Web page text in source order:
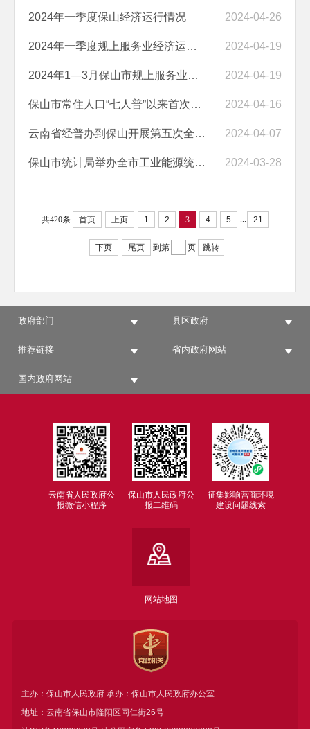
2024年一季度保山经济运行情况 2024-04-26
2024年一季度规上服务业经济运行情况分析 2024-04-19
2024年1—3月保山市规上服务业运行情况分析 2024-04-19
保山市常住人口“七人普”以来首次实现增加 2024-04-16
云南省经普办到保山开展第五次全国经济普查第三轮督导检查 2024-04-07
保山市统计局举办全市工业能源统计暨五经普业务培训班 2024-03-28
共420条 首页 上页 1 2 3 4 5 ... 21
下页 尾页 到第 页 跳转
政府部门 县区政府
推荐链接 省内政府网站
国内政府网站
云南省人民政府公
报微信小程序
保山市人民政府公
报二维码
征集影响营商环境
建设问题线索
网站地图
主办：保山市人民政府 承办：保山市人民政府办公室
地址：云南省保山市隆阳区同仁街26号